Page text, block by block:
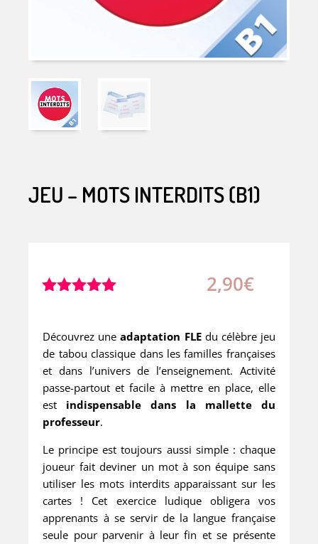
JEU – MOTS INTERDITS (B1)
basé sur
notation
client
2,90€
Découvrez uneadaptation FLEdu célèbre jeu
de tabou classique dans les familles françaises
et dans l’univers de l’enseignement. Activité
passe-partout et facile à mettre en place, elle
est indispensable dans la mallette du
professeur.
Le principe est toujours aussi simple : chaque
joueur fait deviner un mot à son équipe sans
utiliser les mots interdits apparaissant sur les
cartes ! Cet exercice ludique obligera vos
apprenants à se servir de la langue française
seule pour parvenir à leur fin et se présente